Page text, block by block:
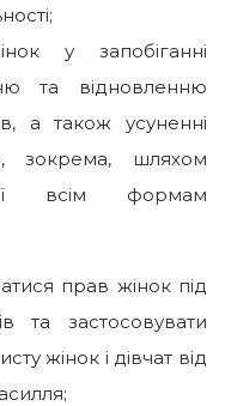
у запобіганні
та відновленню
а також усуненні
зокрема, шляхом
всім формам
прав жінок під
та застосовувати
жінок і дівчат від